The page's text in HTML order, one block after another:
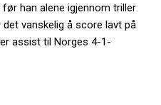
han alene igjennom triller
det vanskelig å score lavt på
assist til Norges 4-1-